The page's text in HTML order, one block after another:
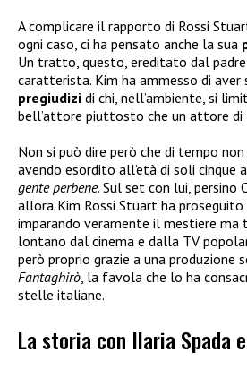
A complicare il rapporto di Rossi
ogni caso, ci ha pensato anche la sua
Un tratto, questo, ereditato dal
caratterista. Kim ha ammesso di
pregiudizi di chi, nell’ambiente, si
bell’attore piuttosto che un attore
Non si può dire però che di tempo non
avendo esordito all’età di soli cinque
gente perbene. Sul set con lui, persino
allora Kim Rossi Stuart ha proseguito
imparando veramente il mestiere ma
lontano dal cinema e dalla TV
però proprio grazie a una produzione
Fantaghirò , la favola che lo ha
stelle italiane.
La storia con Ilaria Spada